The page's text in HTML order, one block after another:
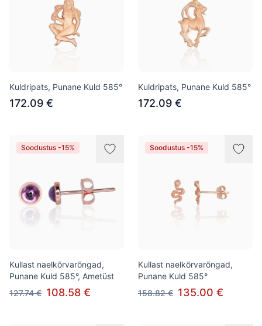
Kuldripats, Punane Kuld 585°
172.09 €
Kuldripats, Punane Kuld 585°
172.09 €
Soodustus -15%
Kullast naelkõrvarõngad,
Punane Kuld 585°, Ametüst
127.74 € 108.58 €
Soodustus -15%
Kullast naelkõrvarõngad,
Punane Kuld 585°
158.82 € 135.00 €